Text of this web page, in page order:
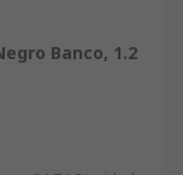
Banco, 1.2